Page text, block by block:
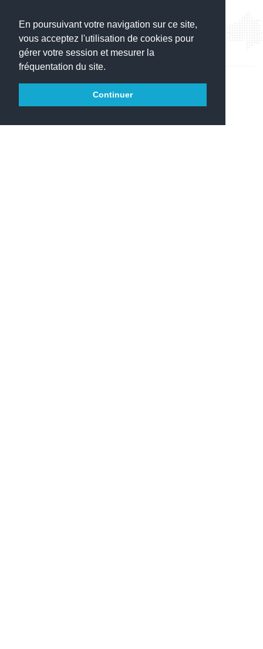
En poursuivant votre navigation sur ce site,
vous acceptez l'utilisation de cookies pour
gérer votre session et mesurer la
fréquentation du site.
Continuer
Téléphone
01.60.37.58.70
Horaires
8h15 - 17h00 Lundi, Mardi, Jeudi, Vendredi